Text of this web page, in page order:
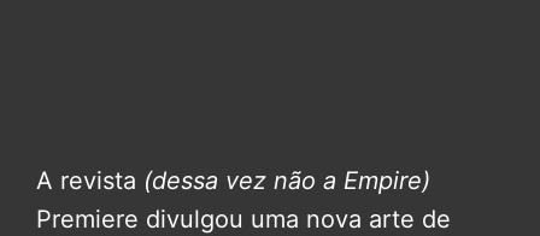
A revista (dessa vez não a Empire)
Premiere divulgou uma nova arte de